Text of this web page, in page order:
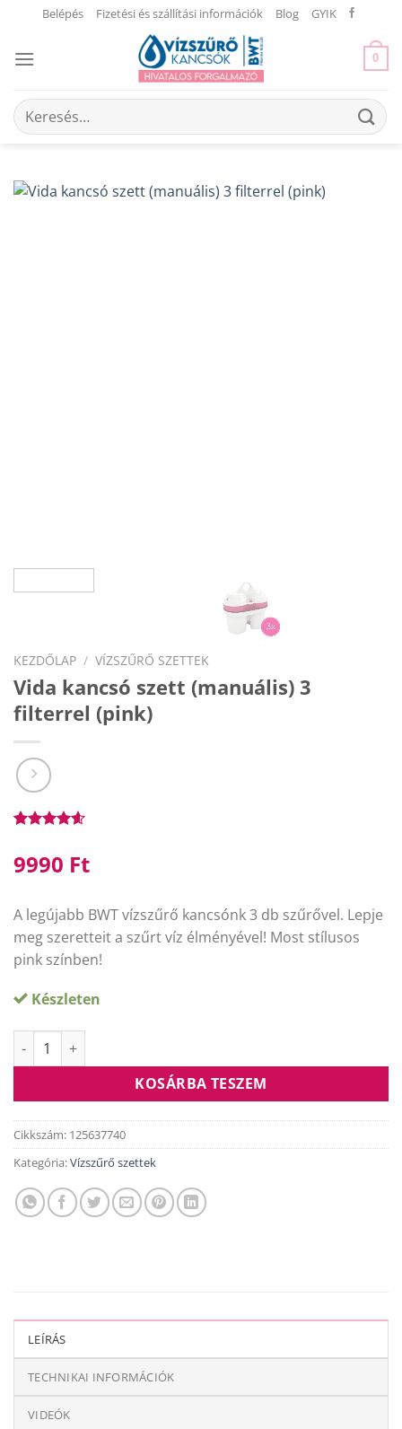
content
Belépés Fizetési és szállítási információk Blog GYIK
0
Keresés
a
KEZDŐLAP / VÍZSZŰRŐ SZETTEK
Vida kancsó szett (manuális) 3
filterrel (pink)
4.60 az 5-
ből,
9990 Ft
A legújabb BWT vízszűrő kancsónk 3 db szűrővel. Lepje
meg szeretteit a szűrt víz élményével! Most stílusos
pink színben!
Készleten
Vida kancsó szett (manuális) 3 filterrel (pink) mennyiség
KOSÁRBA TESZEM
Alternative:
Cikkszám: 125637740
Kategória:Vízszűrő szettek
LEÍRÁS
TECHNIKAI INFORMÁCIÓK
VIDEÓK